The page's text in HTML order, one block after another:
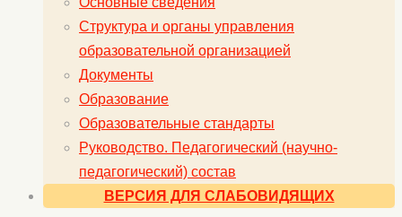
Структура и органы управления
образовательной организацией
Документы
Образование
Образовательные стандарты
Руководство. Педагогический (научно-
педагогический) состав
ВЕРСИЯ ДЛЯ СЛАБОВИДЯЩИХ